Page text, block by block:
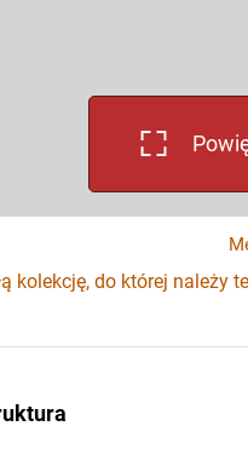
kolekcję, do której należy